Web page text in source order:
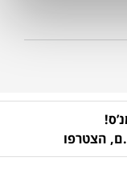
הצטרפו